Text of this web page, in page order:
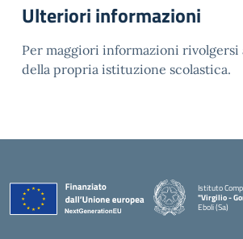
Ulteriori informazioni
Per maggiori informazioni rivolgersi
della propria istituzione scolastica.
Istituto
"Virgilio -
Eboli (Sa)